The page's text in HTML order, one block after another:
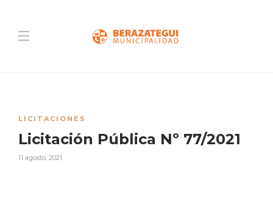
LICITACIONES
Licitación Pública Nº 77/2021
11 agosto, 2021